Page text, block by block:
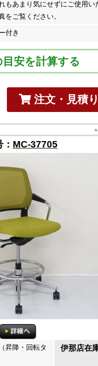
もあまり気にせずにご使用い
をご覧ください。
付き
安を計算する
注文・見積
MC-37705
昇降・回転タ
伊那店在